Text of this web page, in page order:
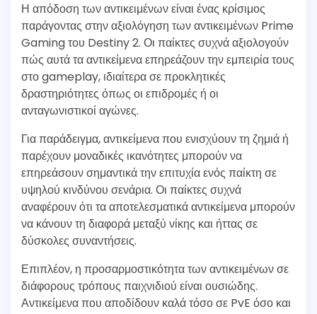
Η απόδοση των αντικειμένων είναι ένας κρίσιμος
παράγοντας στην αξιολόγηση των αντικειμένων Prime
Gaming του Destiny 2. Οι παίκτες συχνά αξιολογούν
πώς αυτά τα αντικείμενα επηρεάζουν την εμπειρία τους
στο gameplay, ιδιαίτερα σε προκλητικές
δραστηριότητες όπως οι επιδρομές ή οι
ανταγωνιστικοί αγώνες.
Για παράδειγμα, αντικείμενα που ενισχύουν τη ζημιά ή
παρέχουν μοναδικές ικανότητες μπορούν να
επηρεάσουν σημαντικά την επιτυχία ενός παίκτη σε
υψηλού κινδύνου σενάρια. Οι παίκτες συχνά
αναφέρουν ότι τα αποτελεσματικά αντικείμενα μπορούν
να κάνουν τη διαφορά μεταξύ νίκης και ήττας σε
δύσκολες συναντήσεις.
Επιπλέον, η προσαρμοστικότητα των αντικειμένων σε
διάφορους τρόπους παιχνιδιού είναι ουσιώδης.
Αντικείμενα που αποδίδουν καλά τόσο σε PvE όσο και